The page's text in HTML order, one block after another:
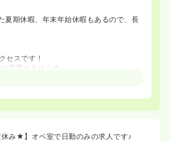
夏期休暇、年末年始休暇もあるので、長
セスです！
見逃せません☆
み★】オペ室で日勤のみの求人です♪